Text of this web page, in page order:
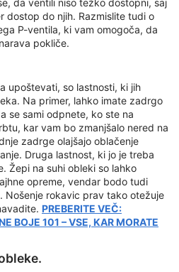
da ventili niso težko dostopni, saj
dostop do njih. Razmislite tudi o
P-ventila, ki vam omogoča, da
pokliče.
upoštevati, so lastnosti, ki jih
Na primer, lahko imate zadrgo
se sami odpnete, ko ste na
kar vam bo zmanjšalo nered na
zadrge olajšajo oblačenje
Druga lastnost, ki jo je treba
Žepi na suhi obleki so lahko
opreme, vendar bodo tudi
Nošenje rokavic prav tako otežuje
PREBERITE VEČ:
BOJE 101 – VSE, KAR MORATE